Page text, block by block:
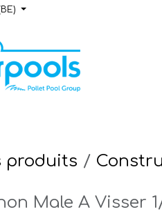
produits
Male A Visser